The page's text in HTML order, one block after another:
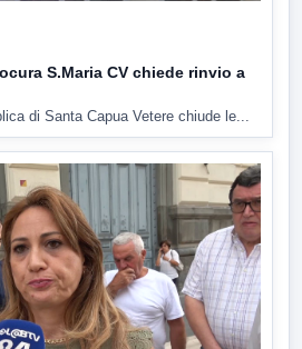
S.Maria CV chiede rinvio a
di Santa Capua Vetere chiude le...